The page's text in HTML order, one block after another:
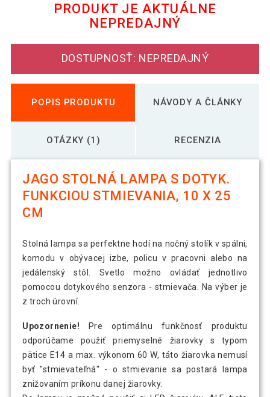
PRODUKT JE AKTUÁLNE
NEPREDAJNÝ
DOSTUPNOSŤ: NEPREDAJNÝ
POPIS PRODUKTU NÁVODY A ČLÁNKY
OTÁZKY (1) RECENZIA
JAGO STOLNÁ LAMPA S DOTYK.
FUNKCIOU STMIEVANIA, 10 X 25
CM
Stolná lampa sa perfektne hodí na nočný stolík v spálni,
komodu v obývacej izbe, policu v pracovni alebo na
jedálenský stôl. Svetlo možno ovládať jednotlivo
pomocou dotykového senzora - stmievača. Na výber je
z troch úrovní.
Upozornenie!
Pre optimálnu funkčnosť produktu
odporúčame použiť priemyselné žiarovky s typom
pätice E14 a max. výkonom 60 W, táto žiarovka nemusí
byť "stmievateľná" - o stmievanie sa postará lampa
znižovaním príkonu danej žiarovky.